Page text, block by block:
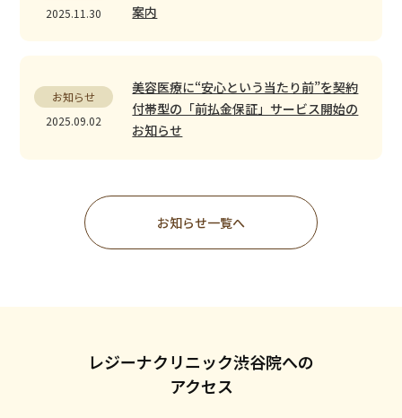
2025.11.30
案内
お知らせ
2025.09.02
美容医療に“安心という当たり前”を――契約
付帯型の「前払金保証」サービス開始の
お知らせ
お知らせ一覧へ
レジーナクリニック渋谷院への
アクセス